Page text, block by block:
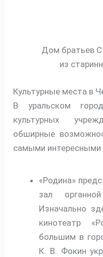
Дом братьев
из
Культурные места в
В уральском
культурных
обширные
самыми
«Родина»
зал
Изначально
кинотеатр
большим в
К. В. Фокин